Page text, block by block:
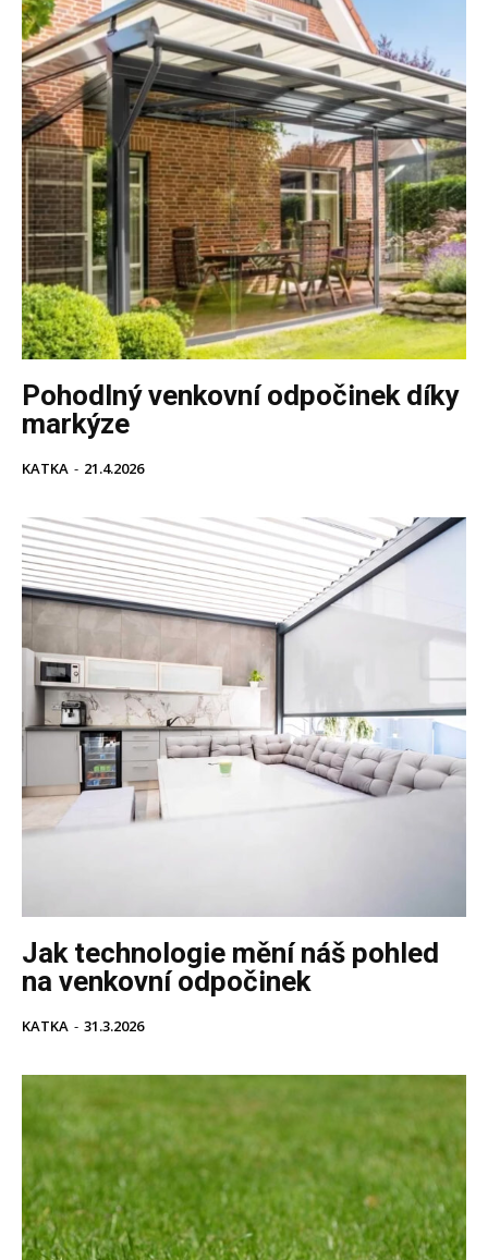
Pohodlný venkovní odpočinek díky
markýze
KATKA - 21.4.2026
Jak technologie mění náš pohled
na venkovní odpočinek
KATKA - 31.3.2026